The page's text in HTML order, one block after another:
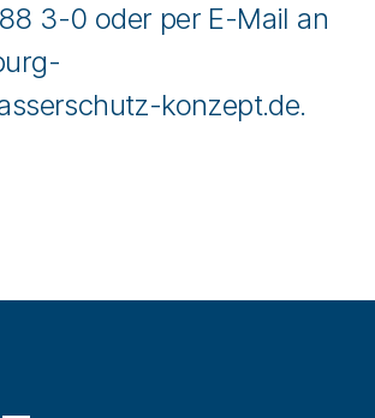
3-0 oder per E-Mail an
konzept.de.